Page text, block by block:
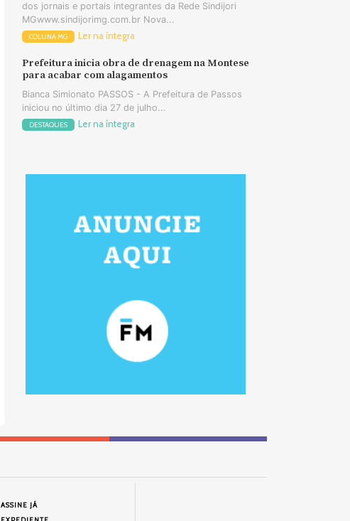
dos jornais e portais integrantes da Rede Sindijori
MGwww.sindijorimg.com.br Nova...
COLUNA MG Ler na íntegra
Prefeitura inicia obra de drenagem na Montese
para acabar com alagamentos
Bianca Simionato PASSOS - A Prefeitura de Passos
iniciou no último dia 27 de julho...
DESTAQUES Ler na íntegra
ASSINE JÁ